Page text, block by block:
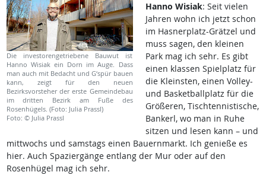
Die investorengetriebene Bauwut ist
Hanno Wisiak ein Dorn im Auge. Dass
man auch mit Bedacht und G‘spür bauen
kann, zeigt für den neuen
Bezirksvorsteher der erste Gemeindebau
im dritten Bezirk am Fuße des
Rosenhügels. (Foto: Julia Prassl)
Foto: © Julia Prassl
Hanno Wisiak: Seit vielen
Jahren wohn ich jetzt schon
im Hasnerplatz-Grätzel und
muss sagen, den kleinen
Park mag ich sehr. Es gibt
einen klassen Spielplatz für
die Kleinsten, einen Volley-
und Basketballplatz für die
Größeren, Tischtennistische,
Bankerl, wo man in Ruhe
sitzen und lesen kann – und
mittwochs und samstags einen Bauernmarkt. Ich genieße es
hier. Auch Spaziergänge entlang der Mur oder auf den
Rosenhügel mag ich sehr.